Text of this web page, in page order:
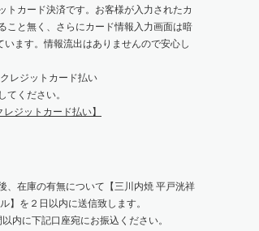
トカード決済です。お客様が入力されたカ
こと無く、さらにカード情報入力画面は暗
います。情報流出はありませんので安心し
てください。
ジットカード払い】
、在庫の有無について【三川内焼 平戸洸祥
】を２日以内に送信致します。
内に下記口座宛にお振込ください。